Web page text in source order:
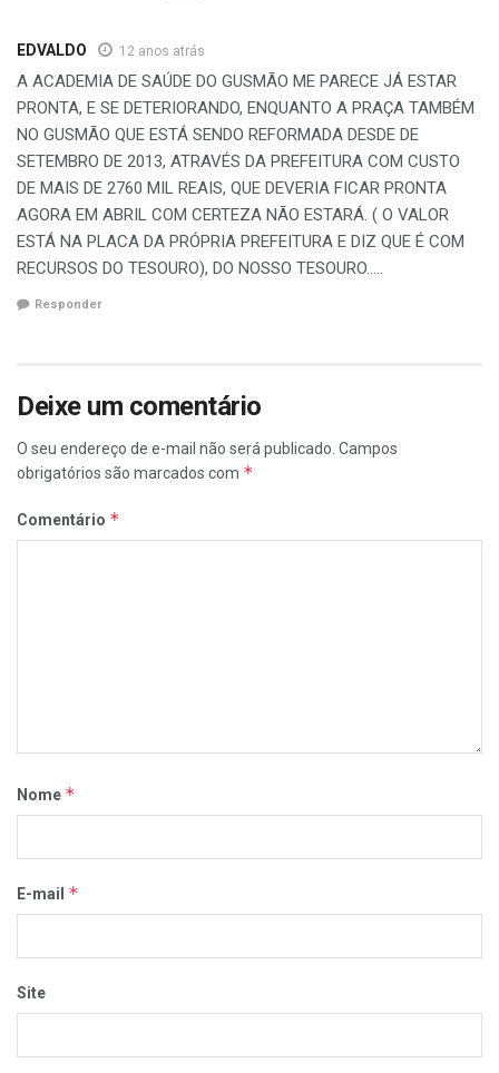
EDVALDO 12 anos atrás
A ACADEMIA DE SAÚDE DO GUSMÃO ME PARECE JÁ ESTAR
PRONTA, E SE DETERIORANDO, ENQUANTO A PRAÇA TAMBÉM
NO GUSMÃO QUE ESTÁ SENDO REFORMADA DESDE DE
SETEMBRO DE 2013, ATRAVÉS DA PREFEITURA COM CUSTO
DE MAIS DE 2760 MIL REAIS, QUE DEVERIA FICAR PRONTA
AGORA EM ABRIL COM CERTEZA NÃO ESTARÁ. ( O VALOR
ESTÁ NA PLACA DA PRÓPRIA PREFEITURA E DIZ QUE É COM
RECURSOS DO TESOURO), DO NOSSO TESOURO…..
Responder
Deixe um comentário
O seu endereço de e-mail não será publicado. Campos
obrigatórios são marcados com *
Comentário *
Nome *
E-mail *
Site